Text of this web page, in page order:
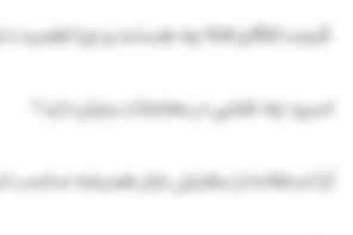
قیمت Bid و Ask چه هستند و چرا اهمیت دارند؟
اسپرد چه نقشی در معاملات رمزارز دارد؟
آیا استفاده از سفارش بازار همیشه مناسب